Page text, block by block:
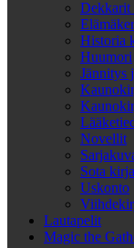
Dekkarit
Historia
Huumori
Jännitys
Novellit
Sota
Uskonto
Lautapelit
Magic the